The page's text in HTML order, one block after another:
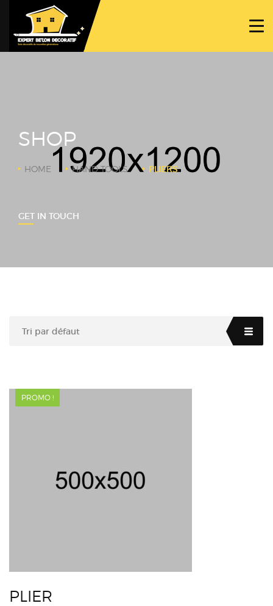
PROJETS
SHOP
HOME HAND TOOLS PLIERS
GET IN TOUCH
Tri par défaut
PROMO !
PLIER